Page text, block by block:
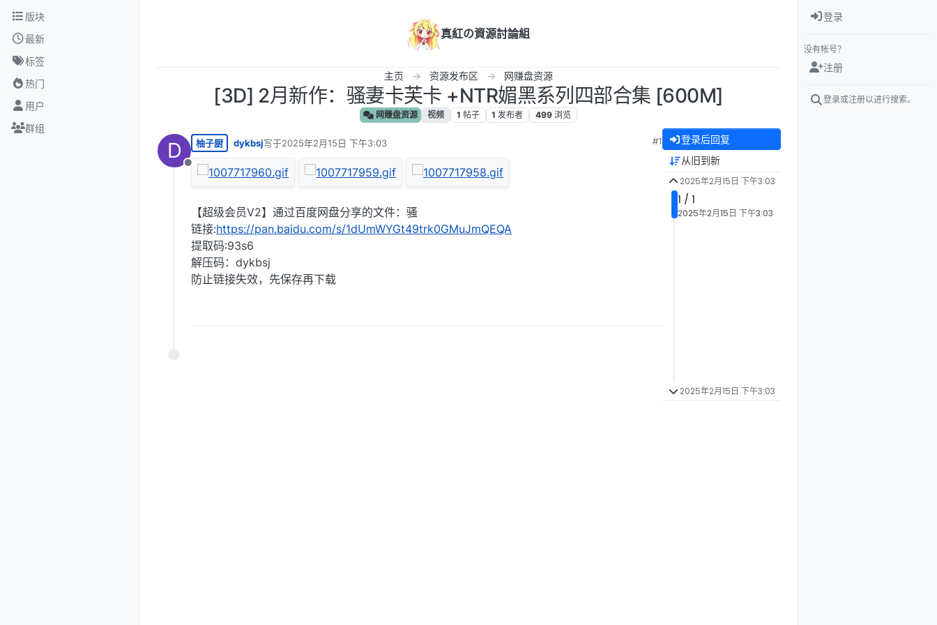
跳转至内容
版块
最新
标签
热门
用户
群组
真紅の資源討論組
主页 资源发布区 网赚盘资源
[3D] 2月新作：骚妻卡芙卡 +NTR媚黑系列四部合集 [600M]
网赚盘资源 视频 1 帖子 1 发布者 499 浏览
D
离线
柚子厨 dykbsj写于2025年2月15日 下午3:03
最后由 编辑
#1
【超级会员V2】通过百度网盘分享的文件：骚
链接:https://pan.baidu.com/s/1dUmWYGt49trk0GMuJmQEQA
提取码:93s6
解压码：dykbsj
防止链接失效，先保存再下载
登录后回复
从旧到新
2025年2月15日 下午3:03
1 / 1
2025年2月15日 下午3:03
2025年2月15日 下午3:03
登录
没有帐号？
注册
登录或注册以进行搜索。